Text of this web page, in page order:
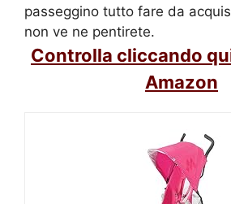
passeggino tutto fare da
non ve ne pentirete.
Controlla cliccando
Amazon